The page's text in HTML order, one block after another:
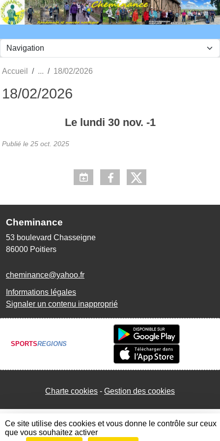
Accueil 18/02/2026
18/02/2026
Le lundi 30 nov. -1
Publié le 25 oct. 2025
Cheminance
53 boulevard Chasseigne
86000 Poitiers
cheminance@yahoo.fr
Informations légales
Signaler un contenu inapproprié
SPORTSREGIONS
Charte cookies Gestion des cookies
Panneau de gestion des cookies
Ce site utilise des cookies et vous donne le contrôle sur ceux
que vous souhaitez activer